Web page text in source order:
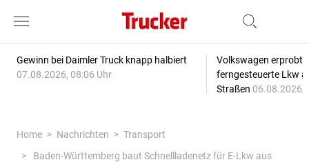
Gewinn bei Daimler Truck knapp halbiert
07.08.2026, 08:06 Uhr
Volkswagen erprobt
ferngesteuerte Lkw
Straßen 06.08.2026,
Home Nachrichten
Transport
Baden-Württemberg baut Schnellladenetz für E-Lkw aus